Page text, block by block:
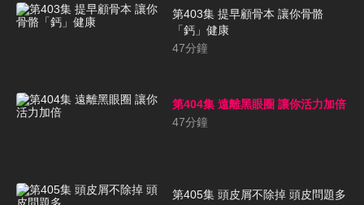
第403集 提早顧骨本 讓你骨骼
「鈣」健康
47分鐘
第404集 遠離黑眼圈 讓你活力加倍
47分鐘
第405集 頭皮屑不除掉 頭皮問題多